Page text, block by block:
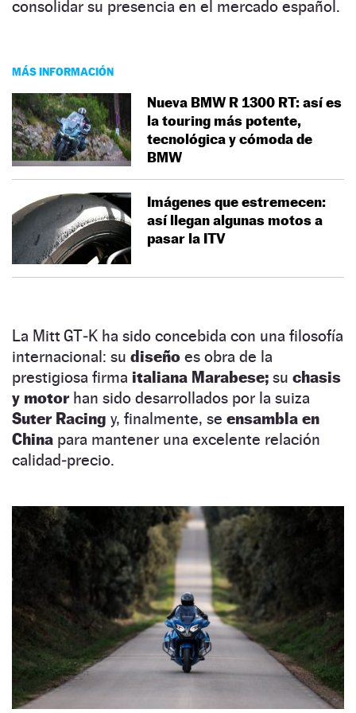
consolidar su presencia en el mercado español.
MÁS INFORMACIÓN
Nueva BMW R 1300 RT: así es
la touring más potente,
tecnológica y cómoda de
BMW
Imágenes que estremecen:
así llegan algunas motos a
pasar la ITV
La Mitt GT‑K ha sido concebida con una filosofía
internacional: su diseño es obra de la
prestigiosa firma italiana Marabese; su chasis
y motorhan sido desarrollados por la suiza
Suter Racing y, finalmente, se ensambla en
China para mantener una excelente relación
calidad‑precio.